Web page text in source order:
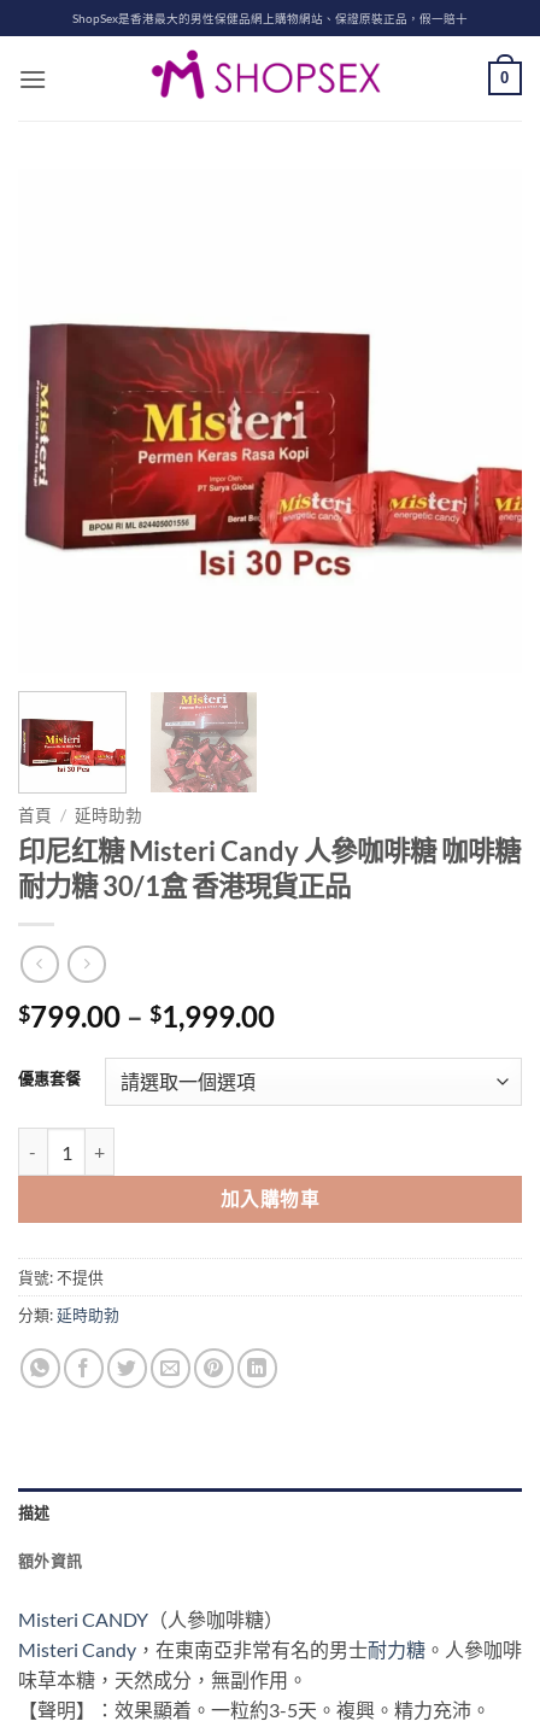
to
content
ShopSex是香港最大的男性保健品網上購物網站、保證原裝正品，假一賠十
0
首頁 / 延時助勃
印尼红糖 Misteri Candy 人參咖啡糖 咖啡糖
耐力糖 30/1盒 香港現貨正品
$799.00 – $1,999.00Price
through
優惠套餐
加入購物車
貨號:不提供
分類:延時助勃
描述
額外資訊
Misteri CANDY （人參咖啡糖）
Misteri Candy ，在東南亞非常有名的男士耐力糖 。人參咖啡
味草本糖，天然成分，無副作用。
【聲明】：效果顯着。一粒約3-5天。複興。精力充沛。